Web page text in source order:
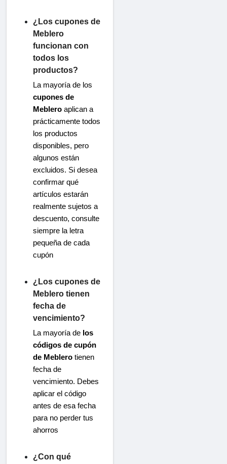
¿Los cupones de
Meblero
funcionan con
todos los
productos?
La mayoría de los
cupones de
Meblero aplican a
prácticamente todos
los productos
disponibles, pero
algunos están
excluidos. Si desea
confirmar qué
artículos estarán
realmente sujetos a
descuento, consulte
siempre la letra
pequeña de cada
cupón
¿Los cupones de
Meblero tienen
fecha de
vencimiento?
La mayoría de los
códigos de cupón
de Meblero tienen
fecha de
vencimiento. Debes
aplicar el código
antes de esa fecha
para no perder tus
ahorros
¿Con qué